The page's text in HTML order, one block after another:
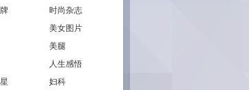
时尚杂志
美女图片
美腿
人生感悟
妇科